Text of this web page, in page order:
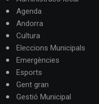
Agenda
Andorra
Cultura
Eleccions Municipals
Emergències
Esports
Gent gran
Gestió Municipal